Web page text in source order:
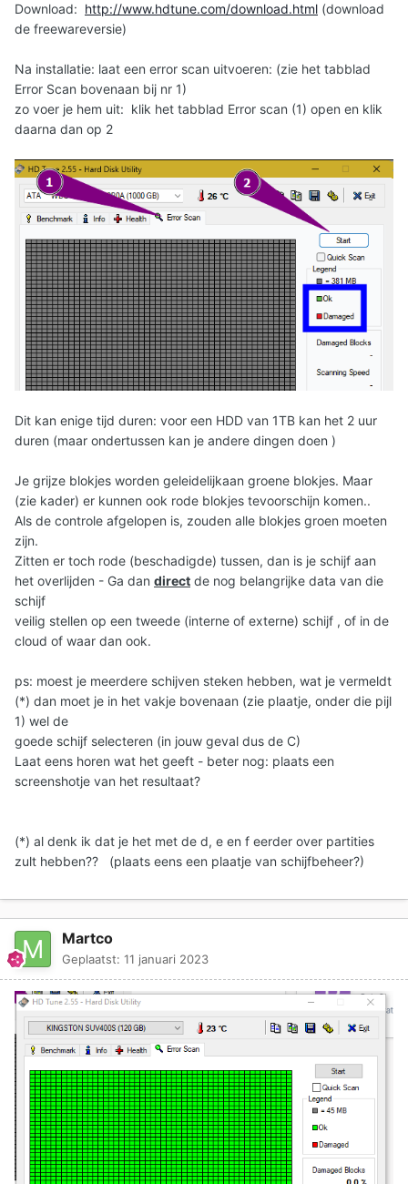
Download: http://www.hdtune.com/download.html (download
de freewareversie)
Na installatie: laat een error scan uitvoeren: (zie het tabblad
Error Scan bovenaan bij nr 1)
zo voer je hem uit: klik het tabblad Error scan (1) open en klik
daarna dan op 2
Dit kan enige tijd duren: voor een HDD van 1TB kan het 2 uur
duren (maar ondertussen kan je andere dingen doen )
Je grijze blokjes worden geleidelijkaan groene blokjes. Maar
(zie kader) er kunnen ook rode blokjes tevoorschijn komen..
Als de controle afgelopen is, zouden alle blokjes groen moeten
zijn.
Zitten er toch rode (beschadigde) tussen, dan is je schijf aan
het overlijden - Ga dan direct de nog belangrijke data van die
schijf
veilig stellen op een tweede (interne of externe) schijf , of in de
cloud of waar dan ook.
ps: moest je meerdere schijven steken hebben, wat je vermeldt
(*) dan moet je in het vakje bovenaan (zie plaatje, onder die pijl
1) wel de
goede schijf selecteren (in jouw geval dus de C)
Laat eens horen wat het geeft - beter nog: plaats een
screenshotje van het resultaat?
(*) al denk ik dat je het met de d, e en f eerder over partities
zult hebben?? (plaats eens een plaatje van schijfbeheer?)
Martco
Geplaatst: 11 januari 2023